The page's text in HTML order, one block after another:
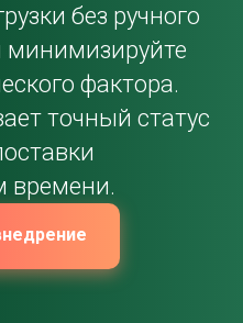
без ручного
минимизируйте
фактора.
точный статус
времени.